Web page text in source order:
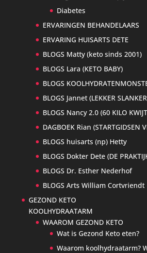
Diabetes
ERVARINGEN BEHANDELAARS
ERVARING HUISARTS DETE
BLOGS Matty (keto sinds 2001)
BLOGS Lara (KETO BABY)
BLOGS
BLOGS Jannet (LEKKER
BLOGS Nancy 2.0 (60 KILO
DAGBOEK Rian (STARTGIDSEN
BLOGS huisarts (np) Hetty
BLOGS Dokter Dete (DE
BLOGS Dr. Esther Nederhof
BLOGS Arts William Cortvriendt
GEZOND KETO
KOOLHYDRAATARM
WAAROM GEZOND KETO
Wat is Gezond Keto eten?
Waarom koolhydraatarm?